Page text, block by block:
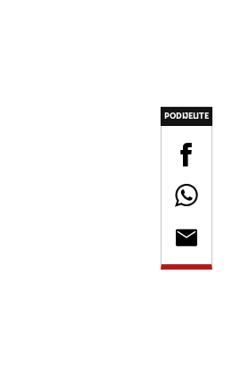
PODIJELITE